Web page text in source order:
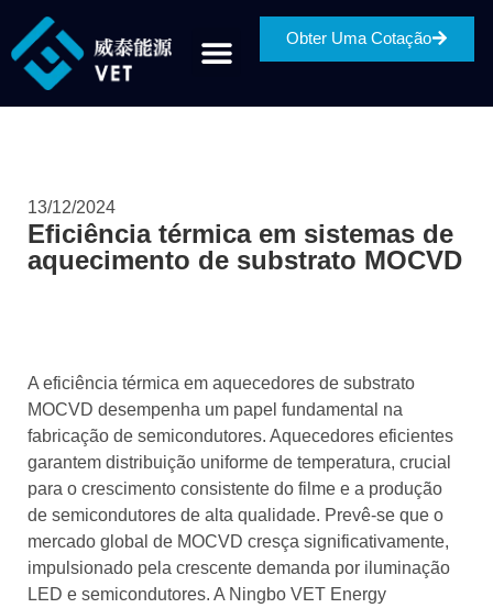
Obter Uma Cotação
13/12/2024
Eficiência térmica em sistemas de
aquecimento de substrato MOCVD
A eficiência térmica em aquecedores de substrato
MOCVD desempenha um papel fundamental na
fabricação de semicondutores. Aquecedores eficientes
garantem distribuição uniforme de temperatura, crucial
para o crescimento consistente do filme e a produção
de semicondutores de alta qualidade. Prevê-se que o
mercado global de MOCVD cresça significativamente,
impulsionado pela crescente demanda por iluminação
LED e semicondutores. A Ningbo VET Energy